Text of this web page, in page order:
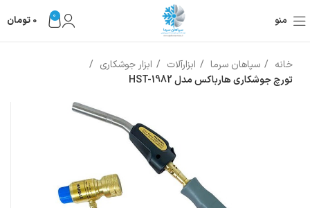
منو 0
0 تومان
خانه سپاهان سرما ابزارآلات
ابزار جوشکاری
تورچ جوشکاری هارباکس مدل HST-1982